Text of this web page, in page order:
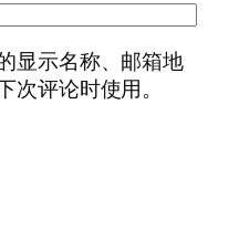
显示名称、邮箱地
评论时使用。